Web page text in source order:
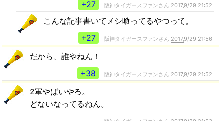
+27
阪神タイガースファンさん 2017,9/29 21:52
こんな記事書いてメシ喰ってるやつって。
+27
阪神タイガースファンさん 2017,9/29 21:56
だから、誰やねん！
+38
阪神タイガースファンさん 2017,9/29 21:52
2軍やばいやろ。
どないなってるねん。